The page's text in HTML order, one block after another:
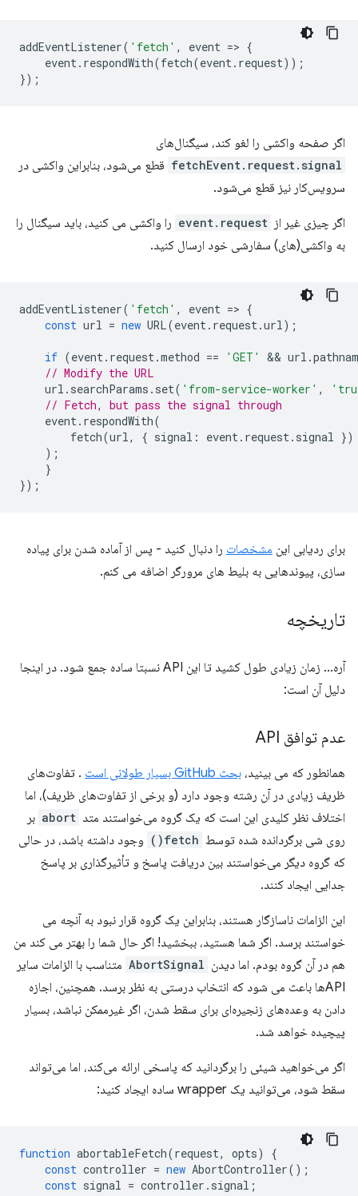
addEventListener( 'fetch' , event => {
event. respondWith(fetch(event. request));
});
اگر صفحه واکشی را لغو کند، سیگنال‌های
fetchEvent.request.signal قطع می‌شود، بنابراین واکشی در
سرویس‌کار نیز قطع می‌شود.
اگر چیزی غیر از event.request را واکشی می کنید، باید سیگنال را
به واکشی(های) سفارشی خود ارسال کنید.
addEventListener( 'fetch' , event => {
const url = new URL(event. request.url);
if (event. request.method == 'GET' && url .
// Modify the URL
url . searchParams . set( 'from-service-worker' ,
// Fetch, but pass the signal through
event. respondWith(
fetch(url, { signal : event. request. signal })
);
}
});
برای ردیابی این مشخصات را دنبال کنید - پس از آماده شدن برای پیاده
سازی، پیوندهایی به بلیط های مرورگر اضافه می کنم.
تاریخچه
آره... زمان زیادی طول کشید تا این API نسبتا ساده جمع شود. در اینجا
دلیل آن است:
عدم توافق API
همانطور که می بینید، بحث GitHub بسیار طولانی است
. تفاوت‌های
ظریف زیادی در آن رشته وجود دارد (و برخی از تفاوت‌های ظریف)، اما
اختلاف نظر کلیدی این است که یک گروه می‌خواستند متد abort بر
روی شی برگردانده شده توسط fetch()
وجود داشته باشد، در حالی
که گروه دیگر می‌خواستند بین دریافت پاسخ و تأثیرگذاری بر پاسخ
جدایی ایجاد کنند.
این الزامات ناسازگار هستند، بنابراین یک گروه قرار نبود به آنچه می
خواستند برسد. اگر شما هستید، ببخشید! اگر حال شما را بهتر می کند من
هم در آن گروه بودم. اما دیدن AbortSignal متناسب با الزامات سایر
APIها باعث می شود که انتخاب درستی به نظر برسد. همچنین، اجازه
دادن به وعده‌های زنجیره‌ای برای سقط شدن، اگر غیرممکن نباشد، بسیار
پیچیده خواهد شد.
اگر می‌خواهید شیئی را برگردانید که پاسخی ارائه می‌کند، اما می‌تواند
سقط شود، می‌توانید یک wrapper ساده ایجاد کنید:
function abortableFetch(request, opts)
{
const controller = new AbortController();
const signal = controller . signal ;